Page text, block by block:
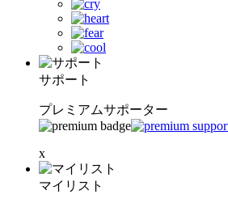
サポート
プレミアムサポーター
x
マイリスト